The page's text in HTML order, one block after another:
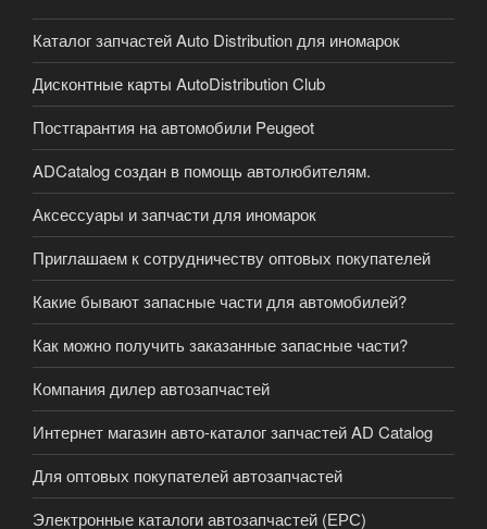
Каталог запчастей Auto Distribution для иномарок
Дисконтные карты AutoDistribution Club
Постгарантия на автомобили Peugeot
ADCatalog создан в помощь автолюбителям.
Аксессуары и запчасти для иномарок
Приглашаем к сотрудничеству оптовых покупателей
Какие бывают запасные части для автомобилей?
Как можно получить заказанные запасные части?
Компания дилер автозапчастей
Интернет магазин авто-каталог запчастей AD Catalog
Для оптовых покупателей автозапчастей
Электронные каталоги автозапчастей (ЕРС)